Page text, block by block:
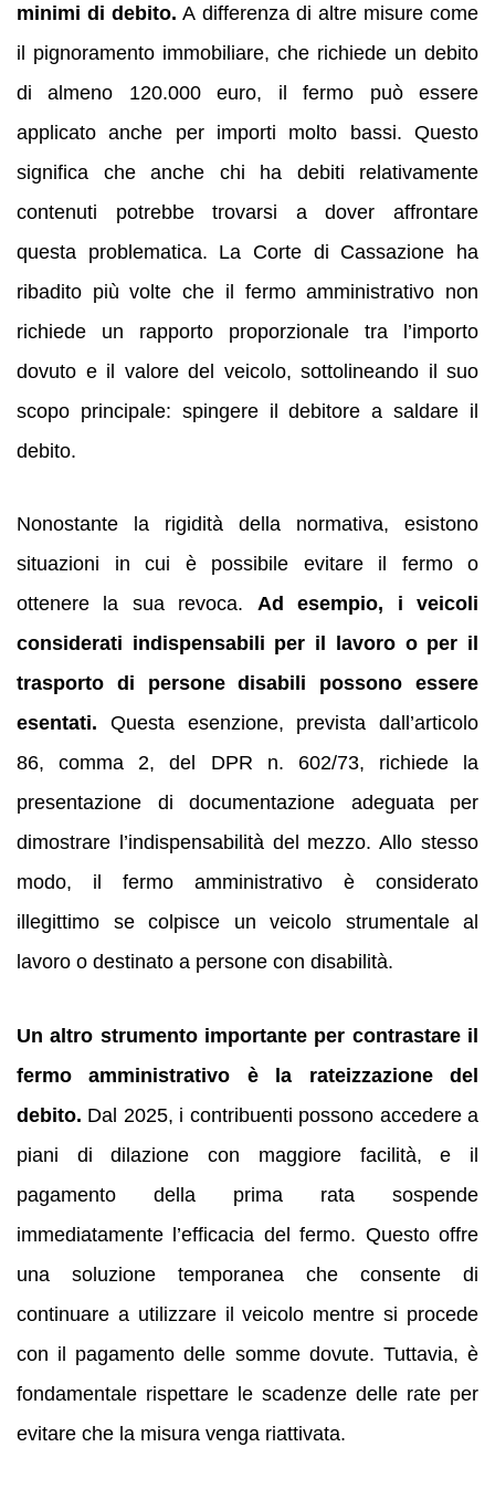
minimi di debito. A differenza di altre misure come
il pignoramento immobiliare, che richiede un debito
di almeno 120.000 euro, il fermo può essere
applicato anche per importi molto bassi. Questo
significa che anche chi ha debiti relativamente
contenuti potrebbe trovarsi a dover affrontare
questa problematica. La Corte di Cassazione ha
ribadito più volte che il fermo amministrativo non
richiede un rapporto proporzionale tra l’importo
dovuto e il valore del veicolo, sottolineando il suo
scopo principale: spingere il debitore a saldare il
debito.
Nonostante la rigidità della normativa, esistono
situazioni in cui è possibile evitare il fermo o
ottenere la sua revoca. Ad esempio, i veicoli
considerati indispensabili per il lavoro o per il
trasporto di persone disabili possono essere
esentati. Questa esenzione, prevista dall’articolo
86, comma 2, del DPR n. 602/73, richiede la
presentazione di documentazione adeguata per
dimostrare l’indispensabilità del mezzo. Allo stesso
modo, il fermo amministrativo è considerato
illegittimo se colpisce un veicolo strumentale al
lavoro o destinato a persone con disabilità.
Un altro strumento importante per contrastare il
fermo amministrativo è la rateizzazione del
debito. Dal 2025, i contribuenti possono accedere a
piani di dilazione con maggiore facilità, e il
pagamento della prima rata sospende
immediatamente l’efficacia del fermo. Questo offre
una soluzione temporanea che consente di
continuare a utilizzare il veicolo mentre si procede
con il pagamento delle somme dovute. Tuttavia, è
fondamentale rispettare le scadenze delle rate per
evitare che la misura venga riattivata.